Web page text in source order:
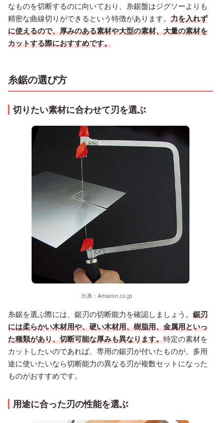
なものを切断するのに向いており、糸鋸盤はジグソーよりも
精密な曲線切りができるという特徴があります。 力を入れず
に使えるので、厚みのある素材や大型の素材、大量の素材を
カットする際におすすめです。
糸鋸の選び方
切りたい素材に合わせて刃を選ぶ
出典： Amazon.co.jp
糸鋸を選ぶ際には、鋸刃の切断能力を確認しましょう。 鋸刃
には柔らかい木材用や、硬い木材用、樹脂用、金属用といっ
た種類があり、切断可能な厚みも異なります。特定の素材を
カットしたいのであれば、専用の鋸刃が付いたものが、多用
途に使いたいなら切断能力の異なる刃が複数セットになった
ものがおすすめです。
用途に合った刃の性能を選ぶ